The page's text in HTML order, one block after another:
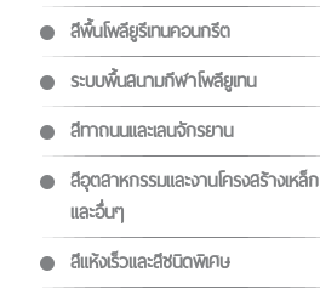
สีพื้นโพลียูรีเทนคอนกรีต
ระบบพื้นสนามกีฬาโพลียูเทน
สีทาถนนและเลนจักรยาน
สีอุตสาหกรรมและงานโครงสร้างเหล็ก
และอื่นๆ
สีแห้งเร็วและสีชนิดพิเศษ